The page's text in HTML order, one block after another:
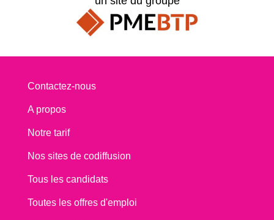
Contactez-nous
A propos
Notre tarif
Nos sites de codiffusion
Tous les candidats
Toutes les offres d'emploi